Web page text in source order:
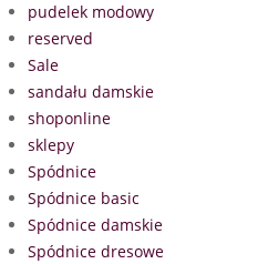
pudelek modowy
reserved
Sale
sandału damskie
shoponline
sklepy
Spódnice
Spódnice basic
Spódnice damskie
Spódnice dresowe